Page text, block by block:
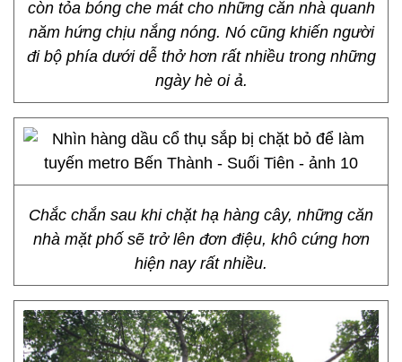
còn tỏa bóng che mát cho những căn nhà quanh
năm hứng chịu nắng nóng. Nó cũng khiến người
đi bộ phía dưới dễ thở hơn rất nhiều trong những
ngày hè oi ả.
Chắc chắn sau khi chặt hạ hàng cây, những căn
nhà mặt phố sẽ trở lên đơn điệu, khô cứng hơn
hiện nay rất nhiều.